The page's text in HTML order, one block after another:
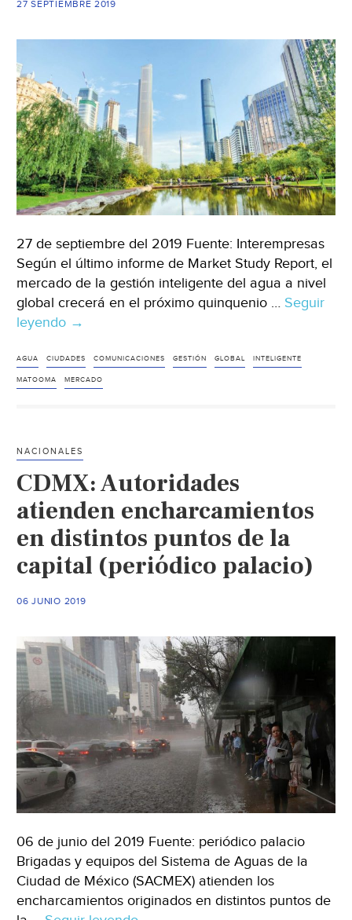
27 SEPTIEMBRE 2019
27 de septiembre del 2019 Fuente: Interempresas
Según el último informe de Market Study Report, el
mercado de la gestión inteligente del agua a nivel
global crecerá en el próximo quinquenio … Seguir
leyendo Mundo:
mercado
de
del
agua
alcanzará
los
3.490
millones
de
dólares
2024
(Interempresas)
→
AGUA CIUDADES COMUNICACIONES GESTIÓN GLOBAL INTELIGENTE
MATOOMA MERCADO
NACIONALES
CDMX: Autoridades
atienden encharcamientos
en distintos puntos de la
capital (periódico palacio)
06 JUNIO 2019
06 de junio del 2019 Fuente: periódico palacio
Brigadas y equipos del Sistema de Aguas de la
Ciudad de México (SACMEX) atienden los
encharcamientos originados en distintos puntos de